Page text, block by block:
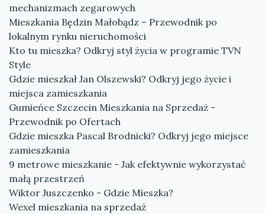
mechanizmach zegarowych
Mieszkania Będzin Małobądz – Przewodnik po
lokalnym rynku nieruchomości
Kto tu mieszka? Odkryj styl życia w programie TVN
Style
Gdzie mieszkał Jan Olszewski? Odkryj jego życie i
miejsca zamieszkania
Gumieńce Szczecin Mieszkania na Sprzedaż -
Przewodnik po Ofertach
Gdzie mieszka Pascal Brodnicki? Odkryj jego miejsce
zamieszkania
9 metrowe mieszkanie - Jak efektywnie wykorzystać
małą przestrzeń
Wiktor Juszczenko - Gdzie Mieszka?
Wexel mieszkania na sprzedaż